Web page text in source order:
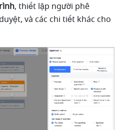
, thiết lập người phê
và các chi tiết khác cho